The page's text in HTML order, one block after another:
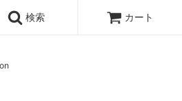
検索 カート